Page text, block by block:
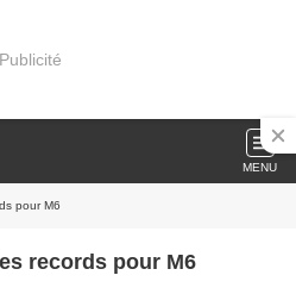
Publicité
MENU
pour M6
records pour M6